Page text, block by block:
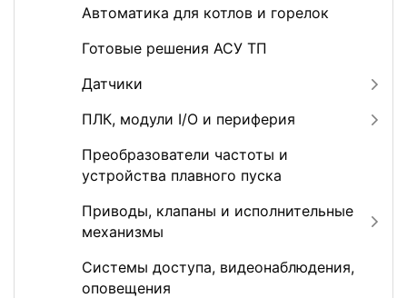
Автоматика для котлов и горелок
Готовые решения АСУ ТП
Датчики
ПЛК, модули I/O и периферия
Преобразователи частоты и
устройства плавного пуска
Приводы, клапаны и исполнительные
механизмы
Системы доступа, видеонаблюдения,
оповещения